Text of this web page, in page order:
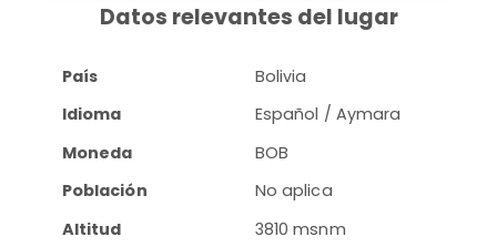
Datos relevantes del lugar
País
Bolivia
Idioma
Español / Aymara
Moneda
BOB
Población
No aplica
Altitud
3810 msnm